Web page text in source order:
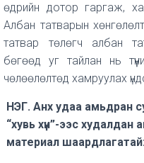
өдрийн дотор гаргаж,
Албан татварын
татвар төлөгч албан
бөгөөд уг тайлан нь
чөлөөлөлтөд хамруулах
НЭГ. Анх удаа амьдран
“хувь хүн”-ээс
материал шаардлагатай: